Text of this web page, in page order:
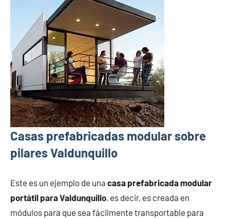
Casas prefabricadas modular sobre
pilares Valdunquillo
Este es un ejemplo de una casa prefabricada modular
portátil para Valdunquillo, es decir, es creada en
módulos para que sea fácilmente transportable para